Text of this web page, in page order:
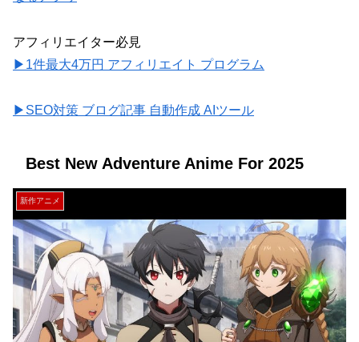
アフィリエイター必見
▶1件最大4万円 アフィリエイト プログラム
▶SEO対策 ブログ記事 自動作成 AIツール
Best New Adventure Anime For 2025
新作アニメ